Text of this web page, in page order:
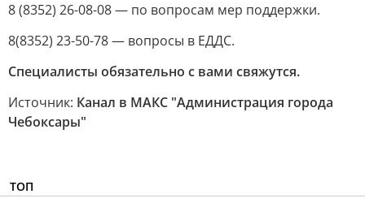
8 (8352) 26-08-08 — по вопросам мер поддержки.
8(8352) 23-50-78 — вопросы в ЕДДС.
Специалисты обязательно с вами свяжутся.
Источник: Канал в МАКС "Администрация города
Чебоксары"
ТОП